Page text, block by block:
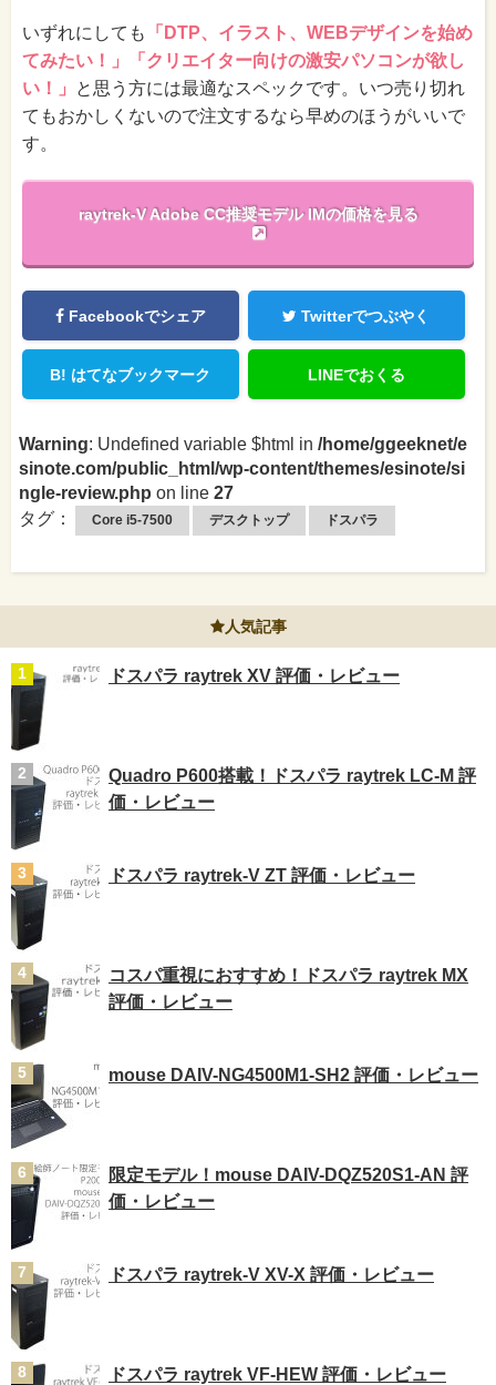
いずれにしても
「DTP、イラスト、WEBデザインを始め
てみたい！」「クリエイター向けの激安パソコンが欲し
い！」
と思う方には最適なスペックです。いつ売り切れ
てもおかしくないので注文するなら早めのほうがいいで
す。
raytrek-V Adobe CC推奨モデル IMの価格を見る
Facebookでシェア Twitterでつぶやく
B! はてなブックマーク LINEでおくる
Warning: Undefined variable $html in /home/ggeeknet/e
sinote.com/public_html/wp-content/themes/esinote/si
ngle-review.php on line 27
タグ：
Core i5-7500 デスクトップ ドスパラ
人気記事
ドスパラ raytrek XV 評価・レビュー
Quadro P600搭載！ドスパラ raytrek LC-M 評
価・レビュー
ドスパラ raytrek-V ZT 評価・レビュー
コスパ重視におすすめ！ドスパラ raytrek MX
評価・レビュー
mouse DAIV-NG4500M1-SH2 評価・レビュー
限定モデル！mouse DAIV-DQZ520S1-AN 評
価・レビュー
ドスパラ raytrek-V XV-X 評価・レビュー
ドスパラ raytrek VF-HEW 評価・レビュー